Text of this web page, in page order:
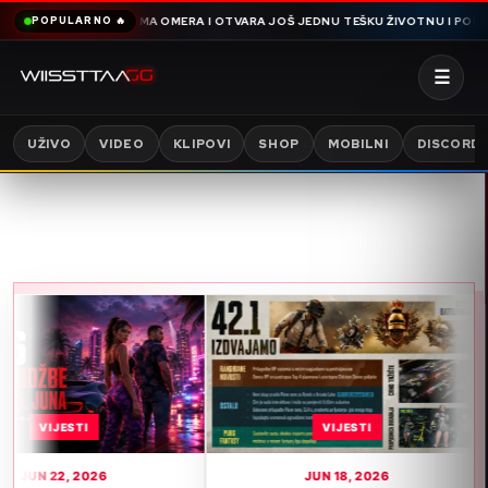
POPULARNO 🔥
HAMDIJA SNIMA OMERA I OTVARA JOŠ JEDNU TEŠKU ŽIVOTNU I
☰
UŽIVO VIDEO KLIPOVI SHOP MOBILNI DISCORD
VIJESTI
JUN 18, 2026